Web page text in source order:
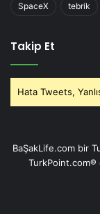
SpaceX tebrik
Takip Et
Hata Tweets,
BaŞakLife.com bir
TurkPoint.com®